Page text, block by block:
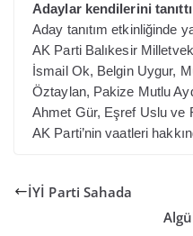
Adaylar kendilerini tanıttı
Aday tanıtım etkinliğinde
AK Parti Balıkesir
İsmail Ok, Belgin Uygur,
Öztaylan, Pakize Mutlu
Ahmet Gür, Eşref Uslu ve
AK Parti’nin vaatleri
İYİ Parti Sahada